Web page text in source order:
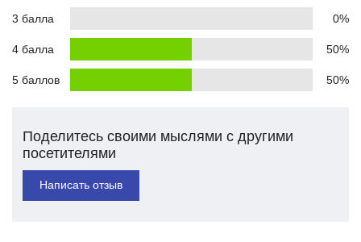
3 балла 0%
4 балла 50%
5 баллов 50%
Поделитесь своими мыслями с другими
посетителями
Написать отзыв